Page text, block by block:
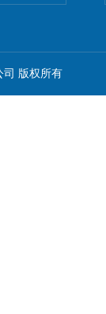
司 版权所有